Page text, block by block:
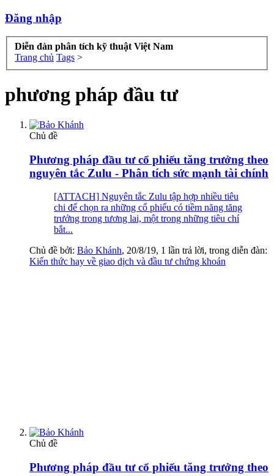
Đăng nhập
Diễn đàn phân tích kỹ thuật Việt Nam
Trang chủ Tags >
phương pháp đầu tư
Chủ đề
Phương pháp đầu tư cổ phiếu tăng trưởng theo
nguyên tắc Zulu - Phân tích sức mạnh tài chính
[ATTACH] Nguyên tắc Zulu tập hợp nhiều tiêu
chi để chọn ra những cổ phiếu có tiềm năng tăng
trưởng trong tương lai, một trong những tiêu chí
bắt...
Chủ đề bởi: Bảo Khánh, 20/8/19, 1 lần trả lời, trong diễn đàn:
Kiến thức hay về giao dịch và đầu tư chứng khoán
Chủ đề
Phương pháp đầu tư cổ phiếu tăng trưởng theo